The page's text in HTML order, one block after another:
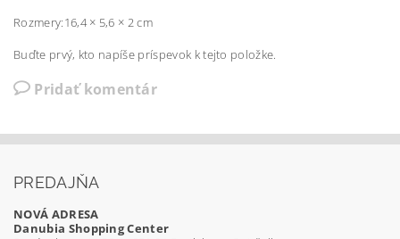
Rozmery:16,4 × 5,6 × 2 cm
Buďte prvý, kto napíše príspevok k tejto položke.
Pridať komentár
PREDAJŇA
NOVÁ ADRESA
Danubia Shopping Center